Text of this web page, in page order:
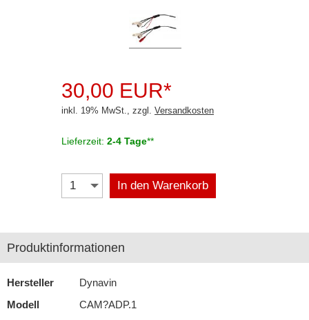
Connects2
ESX
Kenwood
Nextbase
30,00 EUR*
inkl. 19% MwSt., zzgl. Versandkosten
Lieferzeit: 2-4 Tage**
In den Warenkorb
Produktinformationen
Hersteller
Dynavin
Modell
CAM?ADP.1